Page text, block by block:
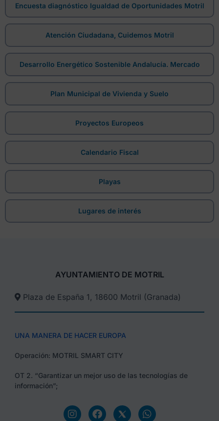
Encuesta diagnóstico Igualdad de Oportunidades Motril
Atención Ciudadana, Cuidemos Motril
Desarrollo Energético Sostenible Andalucía. Mercado
Plan Municipal de Vivienda y Suelo
Proyectos Europeos
Calendario Fiscal
Playas
Lugares de interés
AYUNTAMIENTO DE MOTRIL
Plaza de España 1, 18600 Motril (Granada)​
UNA MANERA DE HACER EUROPA
Operación: MOTRIL SMART CITY
OT 2. “Garantizar un mejor uso de las tecnologías de
información”;